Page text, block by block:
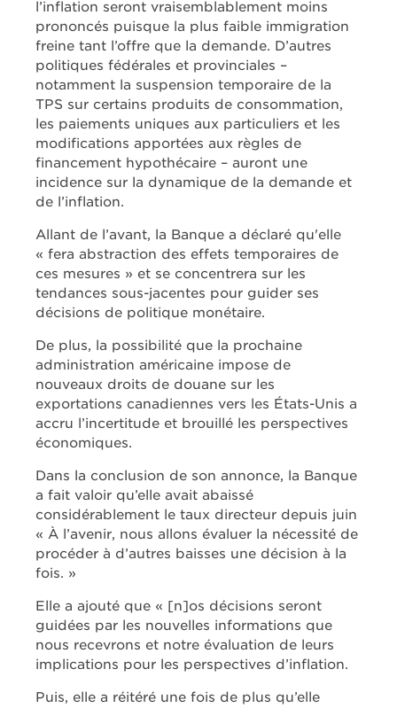
l’inflation seront vraisemblablement moins
prononcés puisque la plus faible immigration
freine tant l’offre que la demande. D’autres
politiques fédérales et provinciales –
notamment la suspension temporaire de la
TPS sur certains produits de consommation,
les paiements uniques aux particuliers et les
modifications apportées aux règles de
financement hypothécaire – auront une
incidence sur la dynamique de la demande et
de l’inflation.
Allant de l’avant, la Banque a déclaré qu'elle
« fera abstraction des effets temporaires de
ces mesures » et se concentrera sur les
tendances sous-jacentes pour guider ses
décisions de politique monétaire.
De plus, la possibilité que la prochaine
administration américaine impose de
nouveaux droits de douane sur les
exportations canadiennes vers les États-Unis a
accru l’incertitude et brouillé les perspectives
économiques.
Dans la conclusion de son annonce, la Banque
a fait valoir qu’elle avait abaissé
considérablement le taux directeur depuis juin
« À l’avenir, nous allons évaluer la nécessité de
procéder à d’autres baisses une décision à la
fois. »
Elle a ajouté que « [n]os décisions seront
guidées par les nouvelles informations que
nous recevrons et notre évaluation de leurs
implications pour les perspectives d’inflation.
Puis, elle a réitéré une fois de plus qu’elle